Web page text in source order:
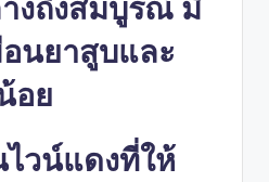
งถึงสมบูรณ์ มี
นยาสูบและ
อย
ไวน์แดงที่ให้